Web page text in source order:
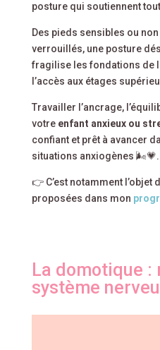
posture qui soutiennent
Des pieds sensibles ou
verrouillés, une posture
fragilise les fondations de
l’accès aux étages
Travailler l’ancrage,
votre enfant anxieux ou
confiant et prêt à avancer
situations anxiogènes 🌬️💗.
👉 C’est notamment l’objet
proposées dans mon
La domotique :
système